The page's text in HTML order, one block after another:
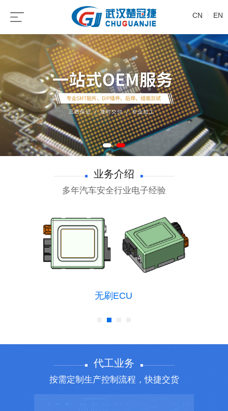
CN EN
业务介绍
多年汽车安全行业电子经验
无刷ECU
代工业务
按需定制生产控制流程，快捷交货